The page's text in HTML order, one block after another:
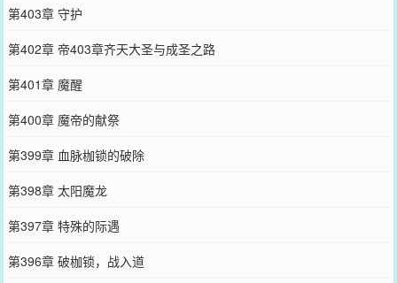
第403章 守护
第402章 帝403章齐天大圣与成圣之路
第401章 魔醒
第400章 魔帝的献祭
第399章 血脉枷锁的破除
第398章 太阳魔龙
第397章 特殊的际遇
第396章 破枷锁，战入道